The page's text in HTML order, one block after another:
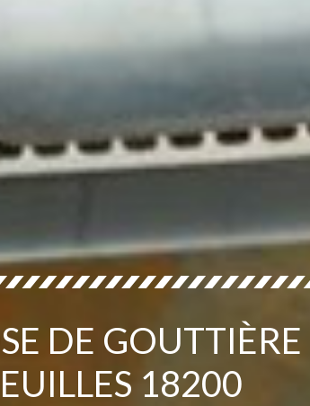
DE GOUTTIÈRE
18200